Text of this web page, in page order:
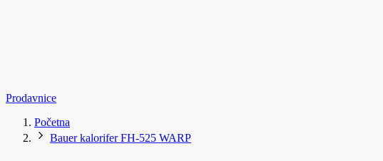
Prodavnice
Početna
Bauer kalorifer FH-525 WARP